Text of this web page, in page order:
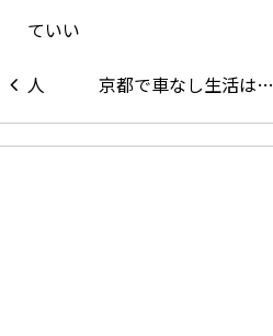
京都で車なし生活は…